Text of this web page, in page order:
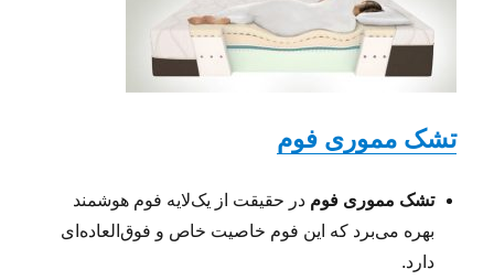
تشک مموری فوم
تشک مموری فوم در حقیقت از یک‌لایه فوم هوشمند
بهره می‌برد که این فوم خاصیت خاص و فوق‌العاده‌ای
دارد.